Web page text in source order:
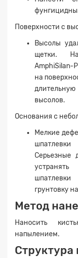
Поверхности с
Высолы
щетки.
AmphiSilan-
на
высолов.
Основания с
Мелкие
Серьезные
шпатлевки
грунтовку
Метод
Наносить
напылением.
Структура
файл